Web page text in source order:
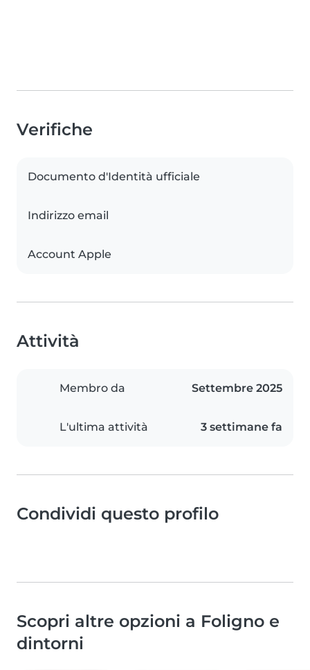
Verifiche
Documento d'Identità ufficiale
Indirizzo email
Account Apple
Attività
Membro da Settembre 2025
L'ultima attività 3 settimane fa
Condividi questo profilo
Scopri altre opzioni a Foligno e
dintorni